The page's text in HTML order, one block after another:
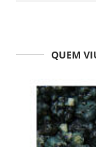
QUEM